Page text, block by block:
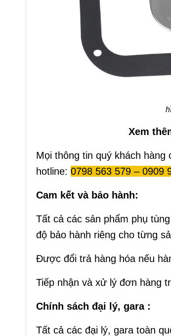
Xem
Mọi thông tin quý khách
hotline: 0798 563 579 – 0909
Cam kết và bảo hành:
Tất cả các sản phẩm phụ
độ bảo hành riêng cho từng
Được đổi trả hàng hóa nếu
Tiếp nhận và xử lý đơn hàng
Chính sách đại lý, gara :
Tất cả các đại lý, gara toàn